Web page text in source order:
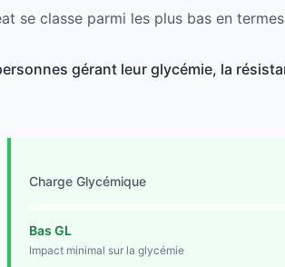
se classe parmi les plus bas en termes
gérant leur glycémie, la
Charge Glycémique
Bas GL
Impact minimal sur la glycémie